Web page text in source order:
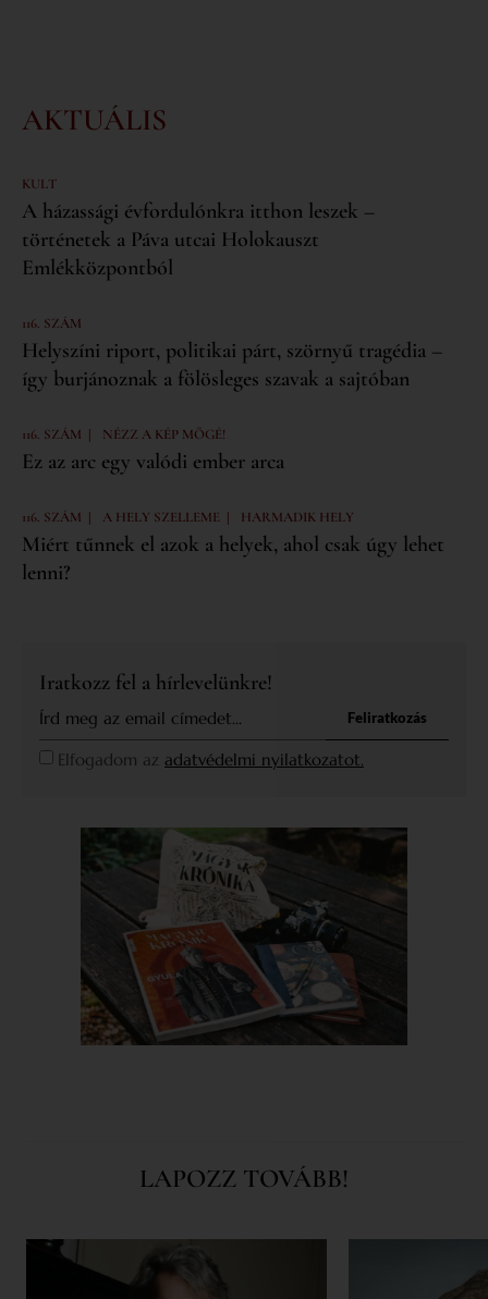
AKTUÁLIS
KULT
A házassági évfordulónkra itthon leszek –
történetek a Páva utcai Holokauszt
Emlékközpontból
116. SZÁM
Helyszíni riport, politikai párt, szörnyű tragédia –
így burjánoznak a fölösleges szavak a sajtóban
116. SZÁM | NÉZZ A KÉP MÖGÉ!
Ez az arc egy valódi ember arca
116. SZÁM | A HELY SZELLEME | HARMADIK HELY
Miért tűnnek el azok a helyek, ahol csak úgy lehet
lenni?
Iratkozz fel a hírlevelünkre!
Elfogadom az adatvédelmi nyilatkozatot.
Feliratkozás
LAPOZZ TOVÁBB!